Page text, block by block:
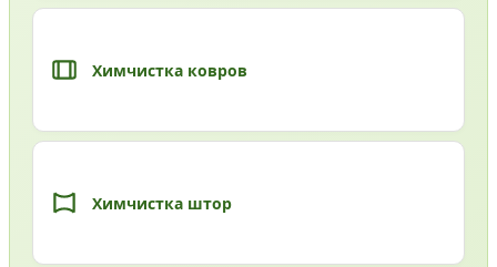
Химчистка ковров
Химчистка штор